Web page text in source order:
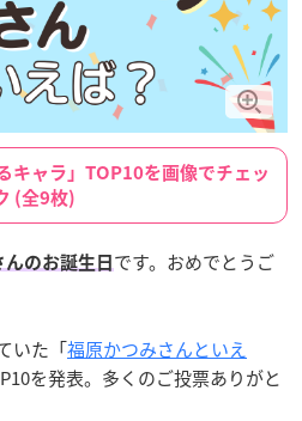
キャラ」TOP10を画像でチェッ
(全9枚)
んのお誕生日 です。おめでとうご
いた「福原かつみさんといえ
を発表。多くのご投票ありがと